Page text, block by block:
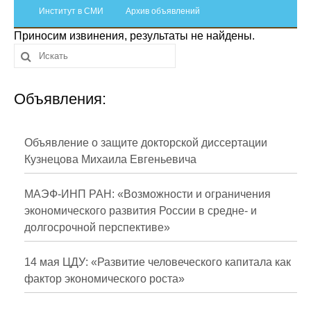
Отчетность
Противодействие коррупции
Материалы для СМИ
Публикации
Научная жизнь
Проблемы прогнозирования
О журнале
Номера журналов
Институт в СМИ Архив объявлений
Приносим извинения, результаты не найдены.
Объявления:
Объявление о защите докторской диссертации
Кузнецова Михаила Евгеньевича
МАЭФ-ИНП РАН: «Возможности и ограничения
экономического развития России в средне- и
долгосрочной перспективе»
14 мая ЦДУ: «Развитие человеческого капитала как
фактор экономического роста»